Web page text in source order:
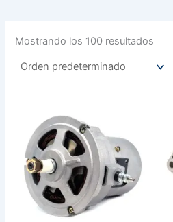
Mostrando los 100 resultados